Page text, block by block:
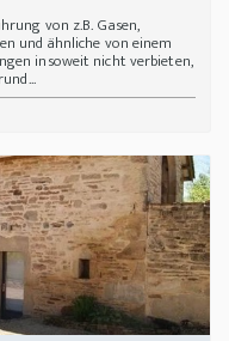
von z.B. Gasen,
und ähnliche von einem
insoweit nicht verbieten,